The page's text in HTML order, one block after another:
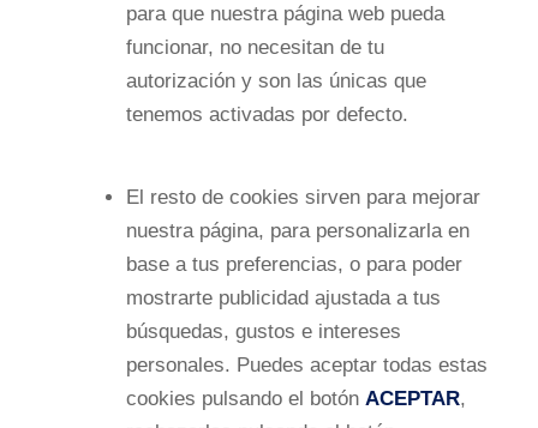
para que nuestra página web pueda
funcionar, no necesitan de tu
autorización y son las únicas que
tenemos activadas por defecto.
El resto de cookies sirven para mejorar
nuestra página, para personalizarla en
base a tus preferencias, o para poder
mostrarte publicidad ajustada a tus
búsquedas, gustos e intereses
personales. Puedes aceptar todas estas
cookies pulsando el botón ACEPTAR,